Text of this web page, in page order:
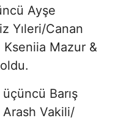
Ayşe
Yıleri/Canan
Mazur &
Barış
Arash Vakili/